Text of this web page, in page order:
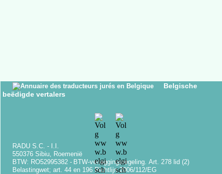
Belgische
beëdigde vertalers
RADU S.C. - I.I.
550376 Sibiu, Roemenië
BTW: RO52995382 - BTW-verleggingsregeling. Art. 278 lid (2)
Belastingwet; art. 44 en 196 Richtlijn 2006/112/EG